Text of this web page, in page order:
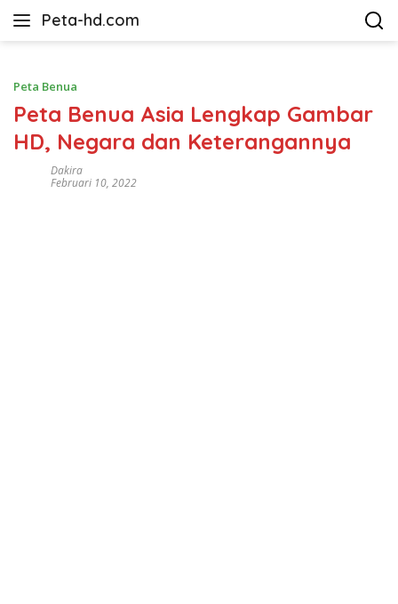
Peta-hd.com
Kumpulan
HD
Peta Benua
Peta Benua Asia Lengkap Gambar
HD, Negara dan Keterangannya
Dakira
Februari 10, 2022